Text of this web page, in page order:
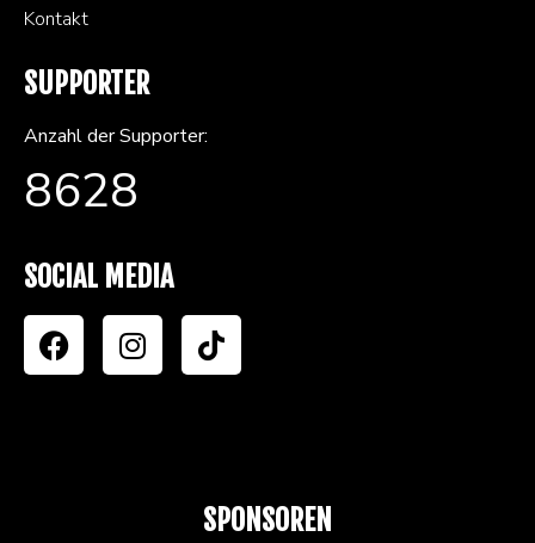
Kontakt
SUPPORTER
Anzahl der Supporter:
8628
SOCIAL MEDIA
SPONSOREN